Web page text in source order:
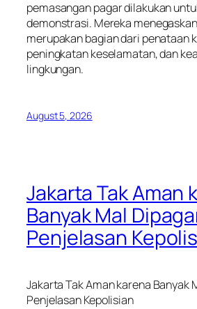
pemasangan pagar dilakukan
demonstrasi. Mereka
merupakan bagian dari penataan
peningkatan keselamatan, dan
lingkungan.
August 5, 2026
Jakarta Tak Aman
Banyak Mal
Penjelasan
Jakarta Tak Aman karena Banyak
Penjelasan Kepolisian